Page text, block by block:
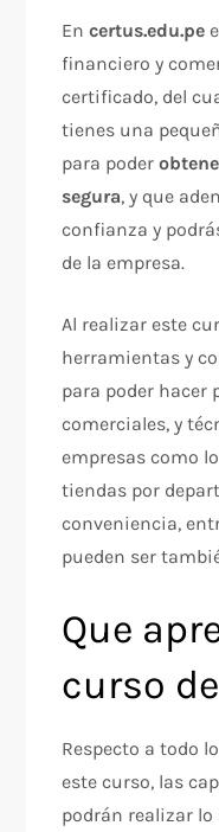
Encertus.edu.pe
financiero y
certificado, del
tienes una
para poder
segura, y que
confianza y
de la empresa.
Al realizar este
herramientas y
para poder hacer
comerciales, y
empresas como
tiendas por
conveniencia,
pueden ser
Que
curso
Respecto a todo
este curso, las
podrán realizar